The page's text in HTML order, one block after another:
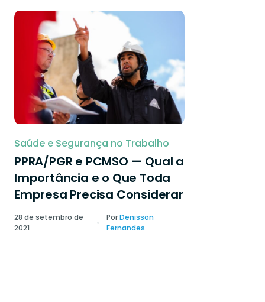
Saúde e Segurança no Trabalho
PPRA/PGR e PCMSO — Qual a
Importância e o Que Toda
Empresa Precisa Considerar
28 de setembro de
2021
PorDenisson
Fernandes